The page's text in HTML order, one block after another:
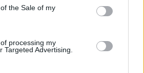
the Sale of my
processing my
Targeted Advertising.
„Ki nyeri meg az osztályháborút?”
a szociológusok úgy
és a kizsákmányolás
az ez ellen való tiltakozásra
a hagyományos osztályharc